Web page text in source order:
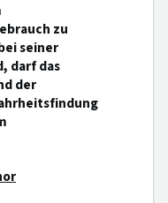
zu
seiner
darf das
der